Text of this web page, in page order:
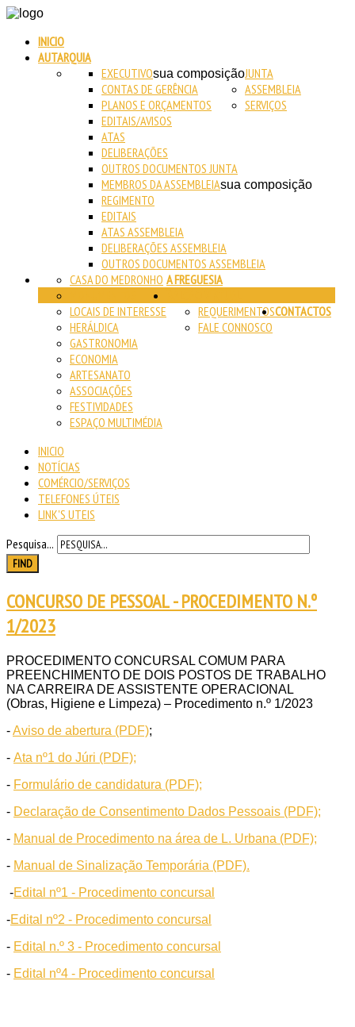
INICIO
AUTARQUIA
JUNTA
EXECUTIVOsua composição
CONTAS DE GERÊNCIA
PLANOS E ORÇAMENTOS
EDITAIS/AVISOS
ATAS
DELIBERAÇÕES
OUTROS DOCUMENTOS JUNTA
ASSEMBLEIA
MEMBROS DA ASSEMBLEIAsua composição
REGIMENTO
EDITAIS
ATAS ASSEMBLEIA
DELIBERAÇÕES ASSEMBLEIA
OUTROS DOCUMENTOS ASSEMBLEIA
SERVIÇOS
A FREGUESIA
CASA DO MEDRONHO
LOCAIS DE INTERESSE
HERÁLDICA
GASTRONOMIA
ECONOMIA
ARTESANATO
ASSOCIAÇÕES
FESTIVIDADES
ESPAÇO MULTIMÉDIA
REQUERIMENTOS
FALE CONNOSCO
CONTACTOS
INICIO
NOTÍCIAS
COMÉRCIO/SERVIÇOS
TELEFONES ÚTEIS
LINK'S UTEIS
Pesquisa...
FIND
CONCURSO DE PESSOAL - PROCEDIMENTO N.º
1/2023
PROCEDIMENTO CONCURSAL COMUM PARA
PREENCHIMENTO DE DOIS POSTOS DE TRABALHO
NA CARREIRA DE ASSISTENTE OPERACIONAL
(Obras, Higiene e Limpeza) – Procedimento n.º 1/2023
-Aviso de abertura (PDF);
- Ata nº1 do Júri (PDF);
- Formulário de candidatura (PDF);
- Declaração de Consentimento Dados Pessoais (PDF);
- Manual de Procedimento na área de L. Urbana (PDF);
- Manual de Sinalização Temporária (PDF).
-Edital nº1 - Procedimento concursal
-Edital nº2 - Procedimento concursal
- Edital n.º 3 - Procedimento concursal
- Edital nº4 - Procedimento concursal